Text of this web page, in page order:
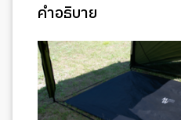
คำอธิบาย